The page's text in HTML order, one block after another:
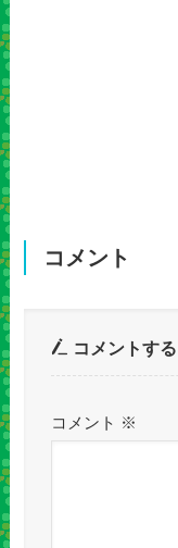
コメント
コメントする
コメント ※